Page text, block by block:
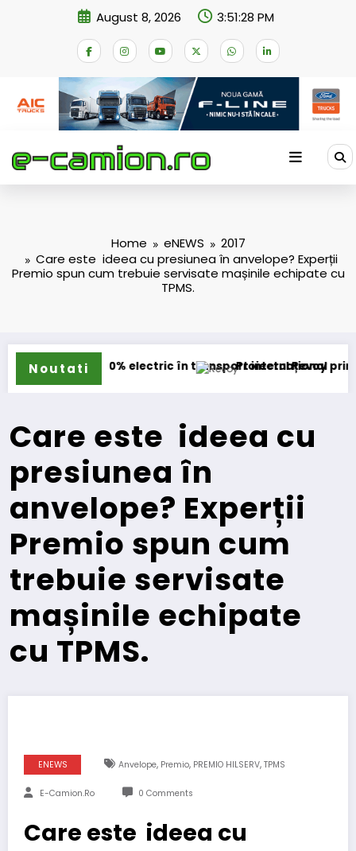
August 8, 2026 3:51:29 PM
Home eNEWS
2017
Care este ideea cu presiunea în anvelope? Experții
Premio spun cum trebuie servisate mașinile echipate cu
TPMS.
Noutati
electric în transport internaționalProiectul Revoy prinde contur
Care este ideea cu
presiunea în
anvelope? Experții
Premio spun cum
trebuie servisate
mașinile echipate
cu TPMS.
ENEWS Anvelope, Premio, PREMIO HILSERV, TPMS
E-Camion.ro 0 Comments
Care este ideea cu